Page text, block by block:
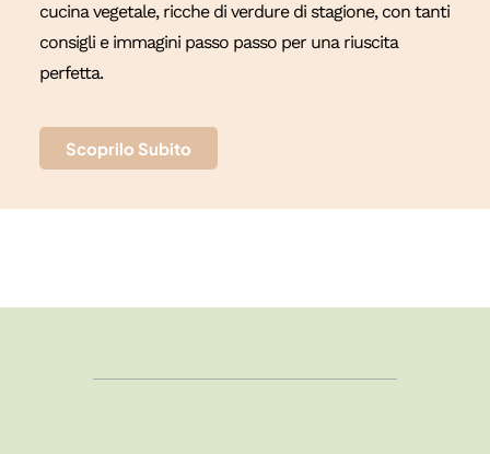
cucina vegetale, ricche di verdure di stagione, con tanti
consigli e immagini passo passo per una riuscita
perfetta.
Scoprilo Subito